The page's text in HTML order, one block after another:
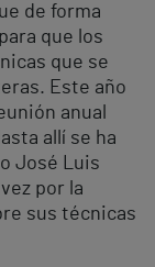
de forma
que los
que se
Este año
anual
allí se ha
José Luis
por la
sus técnicas